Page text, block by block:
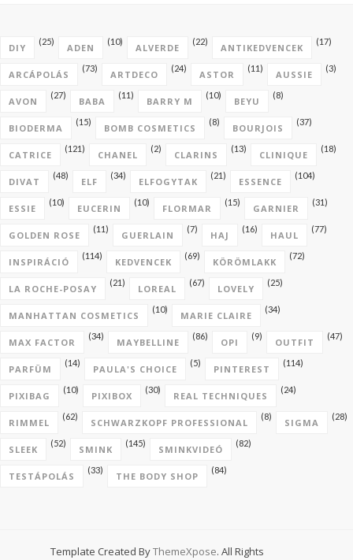
DIY
(25)
ADEN
(10)
ALVERDE
(22)
ANTIKEDVENCEK
(17)
ARCÁPOLÁS
(73)
ARTDECO
(24)
ASTOR
(11)
AUSSIE
(3)
AVON
(27)
BABA
(11)
BARRY M
(10)
BEYU
(8)
BIODERMA
(15)
BOMB COSMETICS
(8)
BOURJOIS
(37)
CATRICE
(121)
CHANEL
(2)
CLARINS
(13)
CLINIQUE
(18)
DIVAT
(48)
ELF
(34)
ELFOGYTAK
(21)
ESSENCE
(104)
ESSIE
(10)
EUCERIN
(10)
FLORMAR
(15)
GARNIER
(31)
GOLDEN ROSE
(11)
GUERLAIN
(7)
HAJ
(16)
HAUL
(77)
INSPIRÁCIÓ
(114)
KEDVENCEK
(69)
KÖRÖMLAKK
(72)
LA ROCHE-POSAY
(21)
LOREAL
(67)
LOVELY
(25)
MANHATTAN COSMETICS
(10)
MARIE CLAIRE
(34)
MAX FACTOR
(34)
MAYBELLINE
(86)
OPI
(9)
OUTFIT
(47)
PARFÜM
(14)
PAULA'S CHOICE
(5)
PINTEREST
(114)
PIXIBAG
(10)
PIXIBOX
(30)
REAL TECHNIQUES
(24)
RIMMEL
(62)
SCHWARZKOPF PROFESSIONAL
(8)
SIGMA
(28)
SLEEK
(52)
SMINK
(145)
SMINKVIDEÓ
(82)
TESTÁPOLÁS
(33)
THE BODY SHOP
(84)
Template Created ByThemeXpose. All Rights